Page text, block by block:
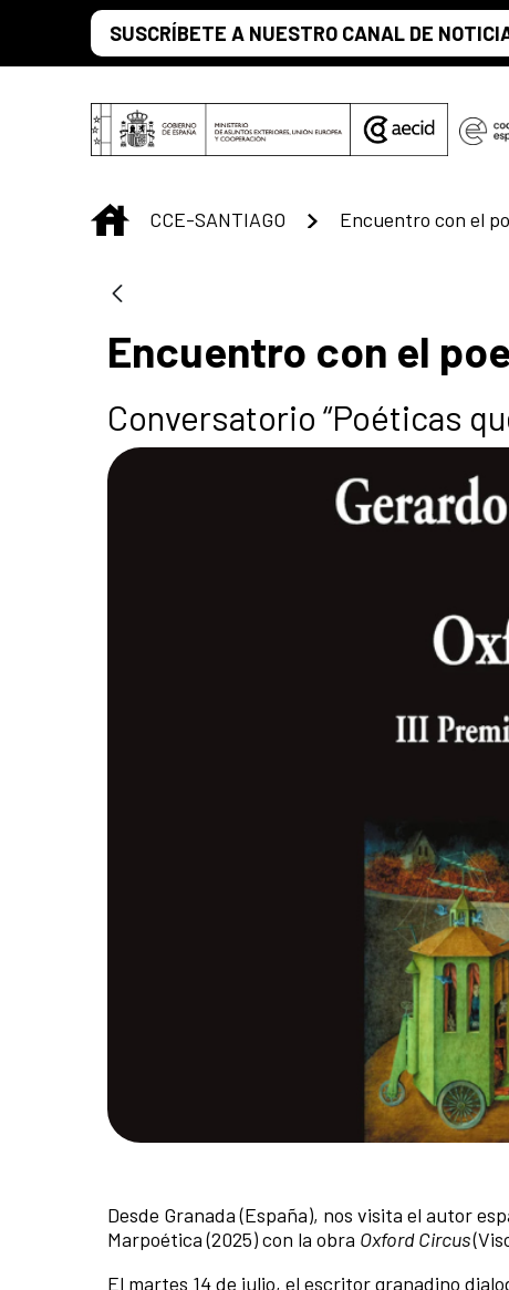
Saltar al contenido principal
SUSCRÍBETE A NUESTRO CANAL DE
INICIO
CCE-SANTIAGO
Encuentro con el
Conversatorio “Poéticas
Desde Granada (España), nos visita el autor
Marpoética (2025) con la obra Oxford Circus
El martes 14 de julio, el escritor granadino